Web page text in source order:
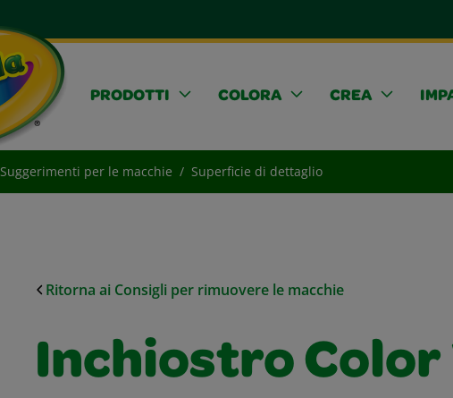
PRODOTTI COLORA CREA
Suggerimenti per le macchie Superficie di dettaglio
Ritorna ai Consigli per rimuovere le macchie
Inchiostro Color